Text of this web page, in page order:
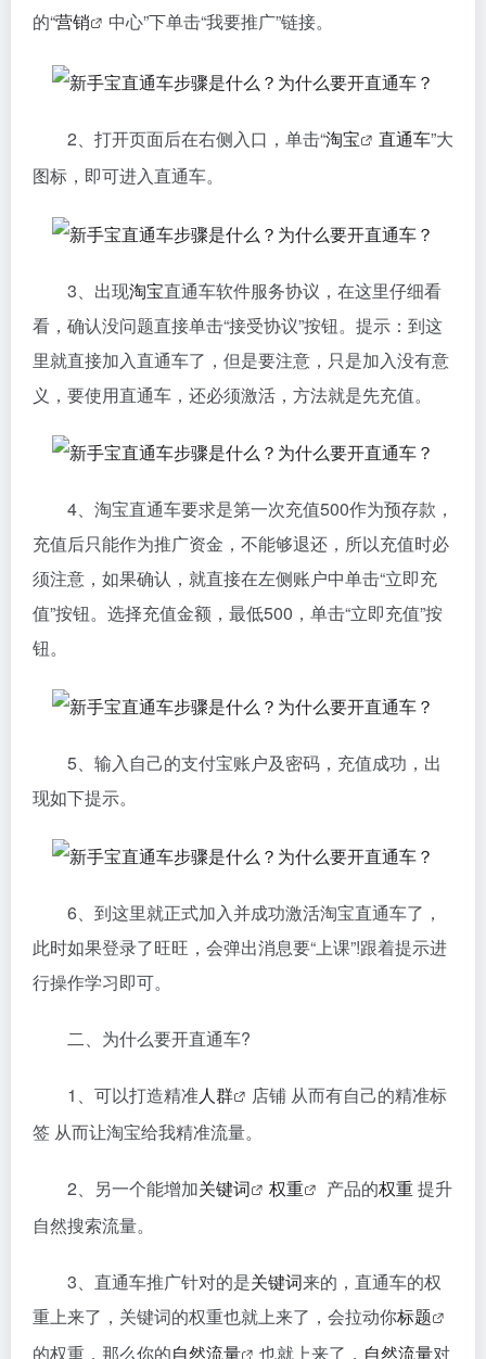
的“营销 中心”下单击“我要推广”链接。
2、打开页面后在右侧入口，单击“淘宝 直通车”大
图标，即可进入直通车。
3、出现淘宝直通车软件服务协议，在这里仔细看
看，确认没问题直接单击“接受协议”按钮。提示：到这
里就直接加入直通车了，但是要注意，只是加入没有意
义，要使用直通车，还必须激活，方法就是先充值。
4、淘宝直通车要求是第一次充值500作为预存款，
充值后只能作为推广资金，不能够退还，所以充值时必
须注意，如果确认，就直接在左侧账户中单击“立即充
值”按钮。选择充值金额，最低500，单击“立即充值”按
钮。
5、输入自己的支付宝账户及密码，充值成功，出
现如下提示。
6、到这里就正式加入并成功激活淘宝直通车了，
此时如果登录了旺旺，会弹出消息要“上课”!跟着提示进
行操作学习即可。
二、为什么要开直通车?
1、可以打造精准人群
店铺 从而有自己的精准标
签 从而让淘宝给我精准流量。
2、另一个能增加关键词 权重 产品的权重提升
自然搜索流量。
3、直通车推广针对的是关键词来的，直通车的权
重上来了，关键词的权重也就上来了，会拉动你标题
的权重，那么你的自然流量 也就上来了， 自然流量对